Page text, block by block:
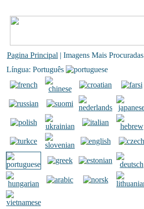
Pagina Principal | Imagens Mais Procuradas
Língua: Português